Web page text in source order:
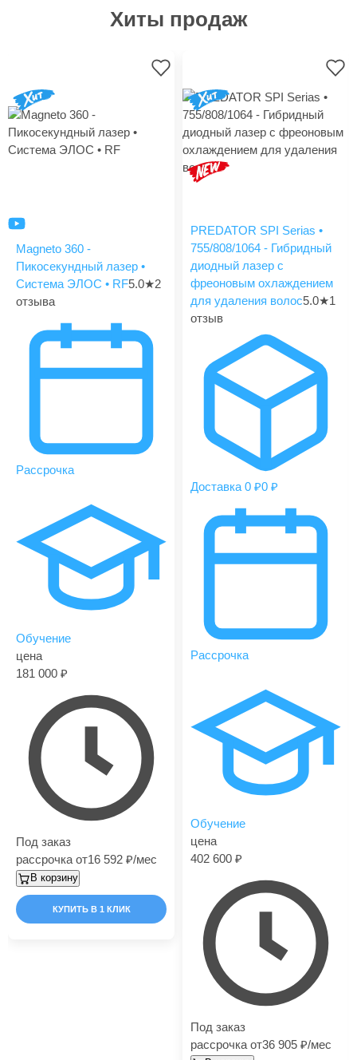
Хиты продаж
Magneto 360 -
Пикосекундный лазер •
Система ЭЛОС • RF5.0★2
отзыва
Рассрочка
Обучение
цена
181 000
Под заказ
рассрочка от16 592 /мес
В корзину
КУПИТЬ В 1 КЛИК
PREDATOR SPI Serias •
755/808/1064 - Гибридный
диодный лазер с
фреоновым охлаждением
для удаления волос5.0★1
отзыв
Доставка 0 ₽0 ₽
Рассрочка
Обучение
цена
402 600
Под заказ
рассрочка от36 905 /мес